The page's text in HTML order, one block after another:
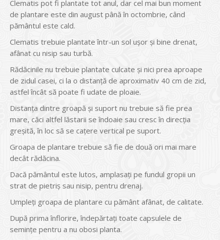
Clematis pot fi plantate tot anul, dar cel mai bun moment
de plantare este din august până în octombrie, când
pământul este cald.
Clematis trebuie plantate într-un sol uşor şi bine drenat,
afânat cu nisip sau turbă.
Rădăcinile nu trebuie plantate culcate şi nici prea aproape
de zidul casei, ci la o distanţă de aproximativ 40 cm de zid,
astfel încât să poate fi udate de ploaie.
Distanţa dintre groapă şi suport nu trebuie să fie prea
mare, căci altfel lăstarii se îndoaie sau cresc în direcţia
greşită, în loc să se caţere vertical pe suport.
Groapa de plantare trebuie să fie de două ori mai mare
decât rădăcina.
Dacă pământul este lutos, amplasaţi pe fundul gropii un
strat de pietriş sau nisip, pentru drenaj.
Umpleţi groapa de plantare cu pământ afânat, de calitate.
După prima înflorire, îndepărtaţi toate capsulele de
seminţe pentru a nu obosi planta.